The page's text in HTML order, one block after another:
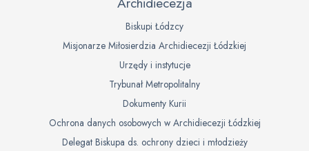
Biskupi Łódzcy
Misjonarze Miłosierdzia Archidiecezji Łódzkiej
Urzędy i instytucje
Trybunał Metropolitalny
Dokumenty Kurii
Ochrona danych osobowych w Archidiecezji Łódzkiej
Delegat Biskupa ds. ochrony dzieci i młodzieży